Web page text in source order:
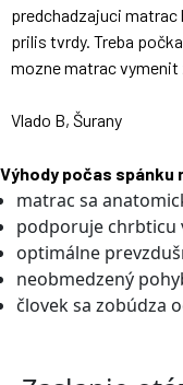
predchadzajuci matrac
prilis tvrdy. Treba
mozne matrac vymenit
Vlado B, Šurany
Výhody počas spánku
matrac sa
podporuje chrbticu
optimálne
neobmedzený
človek sa zobúdza